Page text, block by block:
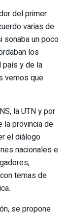
del primer
varias de
sonaba un poco
los
país y de la
vemos que
la UTN y por
provincia de
el diálogo
nacionales e
temas de
se propone